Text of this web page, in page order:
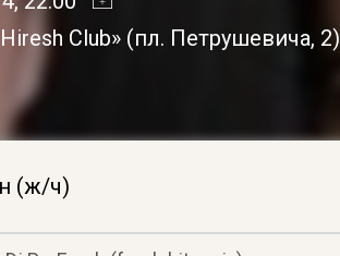
Club» (пл. Петрушевича, 2)
(ж/ч)